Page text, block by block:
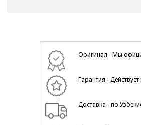
Оригинал - Мы
Гарантия -
Доставка - по